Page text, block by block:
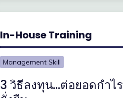
In-House Training
Management Skill
3 วิธีลงทุน…ต่อยอดกำไร